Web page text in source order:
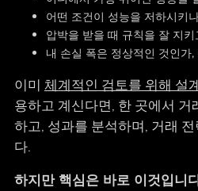
어떤 조건이 성능을 저하시키
압박을 받을 때 규칙을 잘 지
내 손실 폭은 정상적인 것인가
이미 체계적인 검토를 위해 설
용하고 계신다면, 한 곳에서 거
하고, 성과를 분석하며, 거래
다.
하지만 핵심은 바로 이것입니